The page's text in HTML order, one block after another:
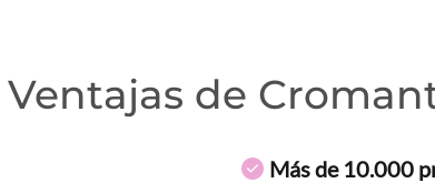
Ventajas de
Más de 10.000